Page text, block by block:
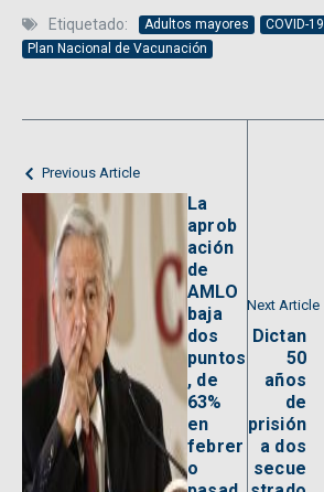
Etiquetado: Adultos mayores COVID-19
Plan Nacional de Vacunación
Previous Article
La
aprob
ación
de
AMLO
baja
dos
puntos
, de
63%
en
febrer
o
Next Article
Dictan
50
años
de
prisión
a dos
secue